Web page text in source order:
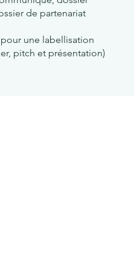
de partenariat
une labellisation
pitch et présentation)